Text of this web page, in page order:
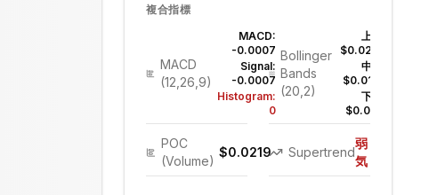
複合指標
MACD
(12,26,9)
MACD:
-0.0007
Signal:
-0.0007
Histogram:
0
Bollinger
Bands
(20,2)
上部:
$0.0204
中間:
$0.0188
下部:
$0.0171
POC
(Volume)
$0.0219 Supertrend
弱
気